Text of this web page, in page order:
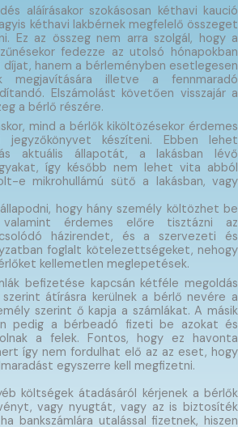
aláírásakor szokásosan kéthavi kaució
kéthavi lakbérnek megfelelő összeget
Ez az összeg nem arra szolgál, hogy a
fedezze az utolsó hónapokban
hanem a bérleményben esetlegesen
megjavítására illetve a fennmaradó
Elszámolást követően visszajár a
a bérlő részére.
mind a bérlők kiköltözésekor érdemes
készíteni. Ebben lehet
aktuális állapotát, a lakásban lévő
így később nem lehet vita abból
e mikrohullámú sütő a lakásban, vagy
hogy hány személy költözhet be
valamint érdemes előre tisztázni az
házirendet, és a szervezeti és
foglalt kötelezettségeket, nehogy
kellemetlen meglepetések.
befizetése kapcsán kétféle megoldás
átírásra kerülnek a bérlő nevére a
szerint ő kapja a számlákat. A másik
pedig a bérbeadó fizeti be azokat és
a felek. Fontos, hogy ez havonta
így nem fordulhat elő az az eset, hogy
egyszerre kell megfizetni.
költségek átadásáról kérjenek a bérlők
vagy nyugtát, vagy az is biztosíték
bankszámlára utalással fizetnek, hiszen